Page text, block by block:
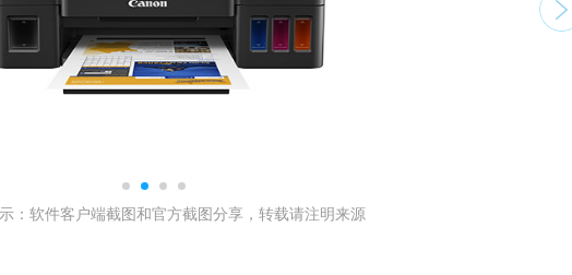
：软件客户端截图和官方截图分享，转载请注明来源